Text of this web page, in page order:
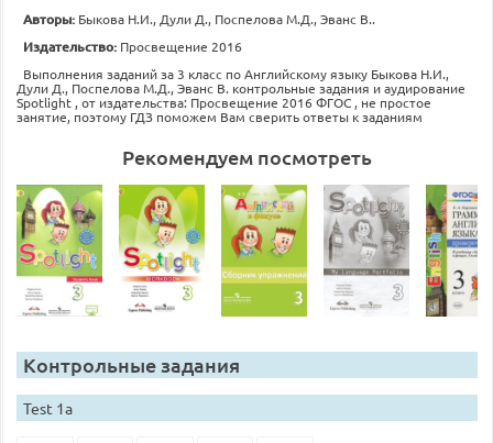
Авторы: Быкова Н.И., Дули Д., Поспелова М.Д., Эванс В..
Издательство: Просвещение 2016
Выполнения заданий за 3 класс по Английскому языку Быкова Н.И.,
Дули Д., Поспелова М.Д., Эванс В. контрольные задания и аудирование
Spotlight , от издательства: Просвещение 2016 ФГОС , не простое
занятие, поэтому ГДЗ поможем Вам сверить ответы к заданиям
Рекомендуем посмотреть
Контрольные задания
Test 1a